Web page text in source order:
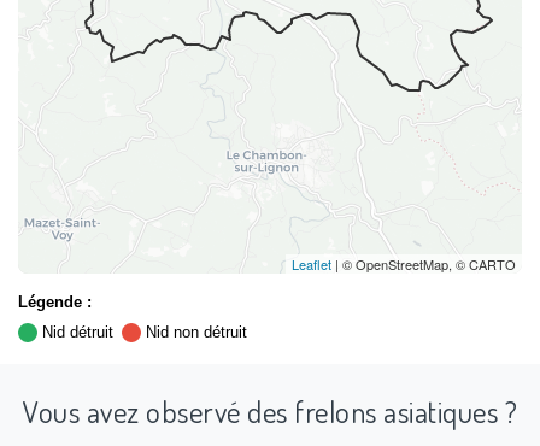
Leaflet | © OpenStreetMap, © CARTO
Légende :
Nid détruit
Nid non détruit
Vous avez observé des frelons asiatiques ?